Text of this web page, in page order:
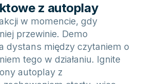
z autoplay
w momencie, gdy
przewinie. Demo
dystans między czytaniem o
tego w działaniu. Ignite
autoplay z